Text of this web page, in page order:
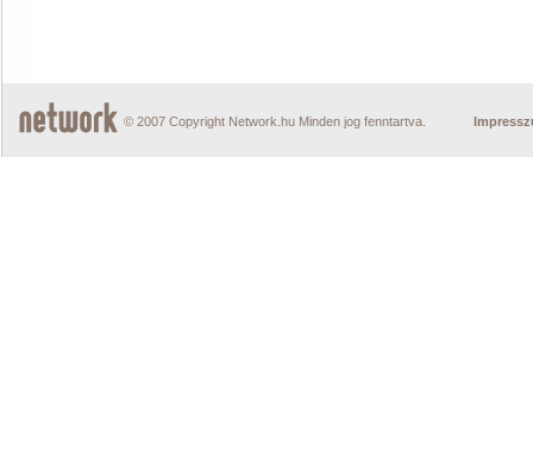
© 2007 Copyright Network.hu Minden jog fenntartva.